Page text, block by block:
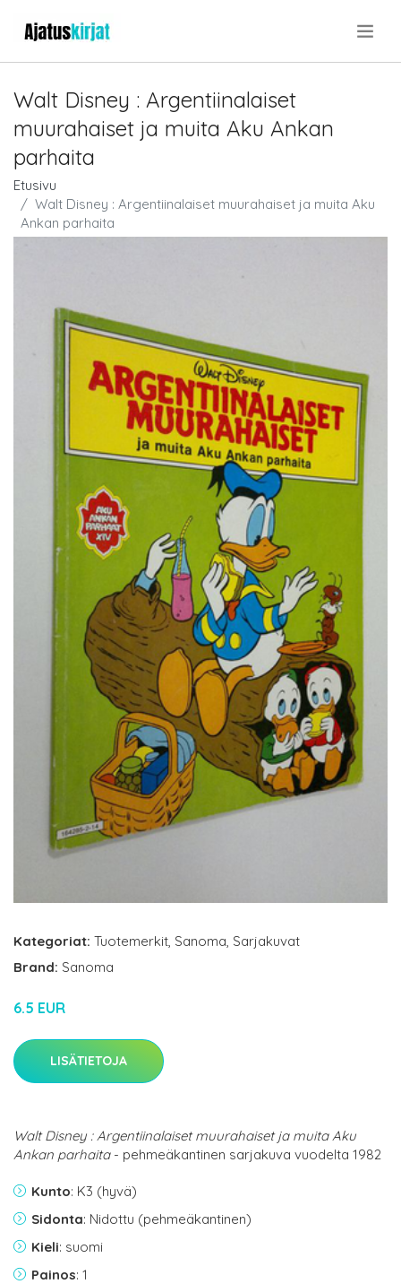
Walt Disney : Argentiinalaiset
muurahaiset ja muita Aku Ankan
parhaita
Etusivu
Walt Disney : Argentiinalaiset muurahaiset ja muita Aku
Ankan parhaita
Kategoriat: Tuotemerkit Sanoma Sarjakuvat
Brand: Sanoma
6.5 EUR
LISÄTIETOJA
Walt Disney : Argentiinalaiset muurahaiset ja muita Aku
Ankan parhaita- pehmeäkantinen sarjakuva vuodelta 1982
Kunto: K3 (hyvä)
Sidonta: Nidottu (pehmeäkantinen)
Kieli: suomi
Painos: 1